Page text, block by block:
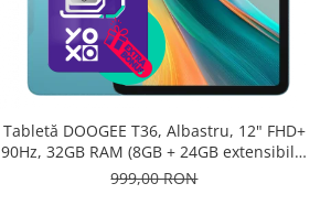
Tabletă DOOGEE T36, Albastru, 12" FHD+
90Hz, 32GB RAM (8GB + 24GB extensibili),
256GB, Android 15, 8800mAh, Dual SIM
999,00 RON